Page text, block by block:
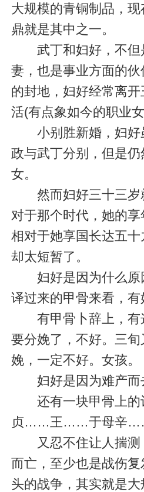
大规模的青铜制品，
鼎就是其中之一。
武丁和妇好，不但
妻，也是事业方面的
的封地，妇好经常离
活(有点象如今的职业
小别胜新婚，妇好
政与武丁分别，但是
女。
然而妇好三十三岁
对于那个时代，她的
相对于她享国长达五十
却太短暂了。
妇好是因为什么原
译过来的甲骨来看，有
有甲骨卜辞上，有
要分娩了，不好。三
娩，一定不好。女孩。
妇好是因为难产而
还有一块甲骨上的
贞……王……于母辛
又忍不住让人揣测
而亡，至少也是战伤
头的战争，其实就是